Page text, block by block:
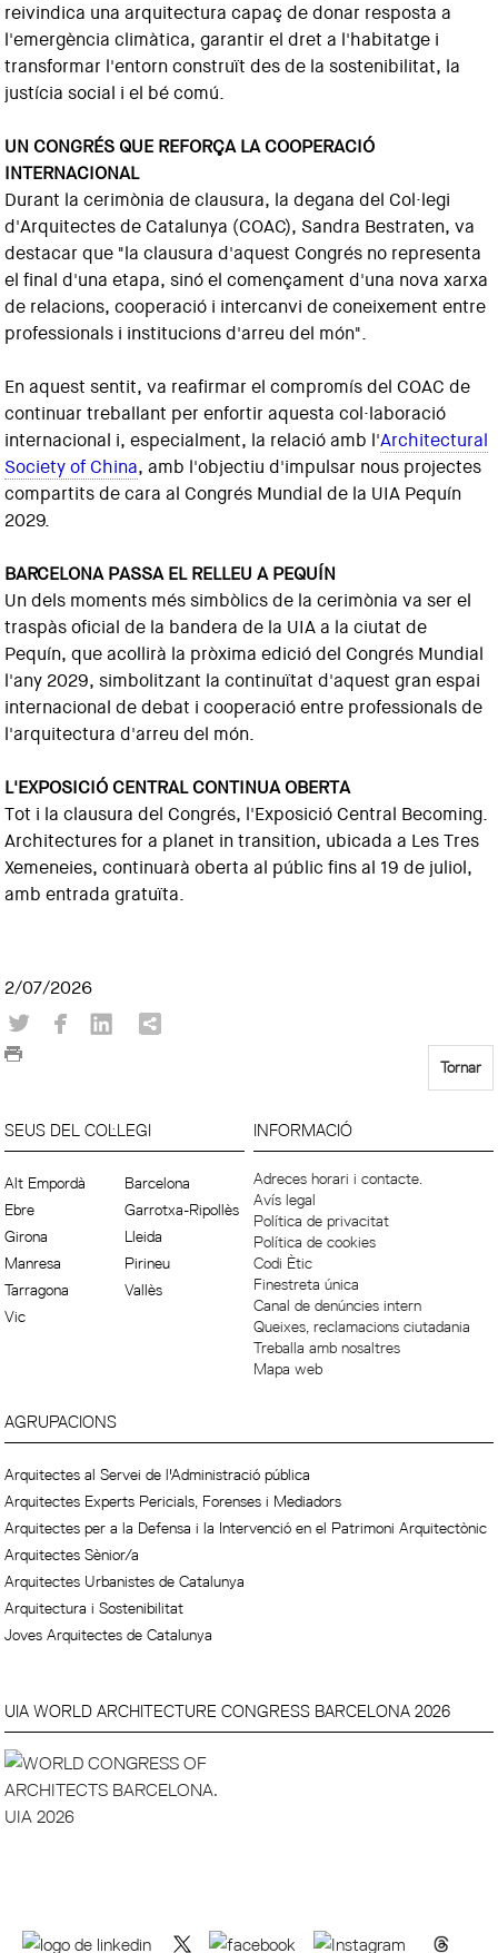
reivindica una arquitectura capaç de donar resposta a
l'emergència climàtica, garantir el dret a l'habitatge i
transformar l'entorn construït des de la sostenibilitat, la
justícia social i el bé comú.
UN CONGRÉS QUE REFORÇA LA COOPERACIÓ
INTERNACIONAL
Durant la cerimònia de clausura, la degana del Col·legi
d'Arquitectes de Catalunya (COAC), Sandra Bestraten, va
destacar que "la clausura d'aquest Congrés no representa
el final d'una etapa, sinó el començament d'una nova xarxa
de relacions, cooperació i intercanvi de coneixement entre
professionals i institucions d'arreu del món".
En aquest sentit, va reafirmar el compromís del COAC de
continuar treballant per enfortir aquesta col·laboració
internacional i, especialment, la relació amb l'Architectural
Society of China, amb l'objectiu d'impulsar nous projectes
compartits de cara al Congrés Mundial de la UIA Pequín
2029.
BARCELONA PASSA EL RELLEU A PEQUÍN
Un dels moments més simbòlics de la cerimònia va ser el
traspàs oficial de la bandera de la UIA a la ciutat de
Pequín, que acollirà la pròxima edició del Congrés Mundial
l'any 2029, simbolitzant la continuïtat d'aquest gran espai
internacional de debat i cooperació entre professionals de
l'arquitectura d'arreu del món.
L'EXPOSICIÓ CENTRAL CONTINUA OBERTA
Tot i la clausura del Congrés, l'Exposició Central Becoming.
Architectures for a planet in transition, ubicada a Les Tres
Xemeneies, continuarà oberta al públic fins al 19 de juliol,
amb entrada gratuïta.
2/07/2026
Tornar
SEUS DEL COL·LEGI
Alt Empordà
Barcelona
Ebre
Garrotxa-Ripollès
Girona
Lleida
Manresa
Pirineu
Tarragona
Vallès
Vic
INFORMACIÓ
Adreces horari i contacte.
Avís legal
Política de privacitat
Política de cookies
Codi Ètic
Finestreta única
Canal de denúncies intern
Queixes, reclamacions ciutadania
Treballa amb nosaltres
Mapa web
AGRUPACIONS
Arquitectes al Servei de l'Administració pública
Arquitectes Experts Pericials, Forenses i Mediadors
Arquitectes per a la Defensa i la Intervenció en el Patrimoni Arquitectònic
Arquitectes Sènior/a
Arquitectes Urbanistes de Catalunya
Arquitectura i Sostenibilitat
Joves Arquitectes de Catalunya
UIA WORLD ARCHITECTURE CONGRESS BARCELONA 2026